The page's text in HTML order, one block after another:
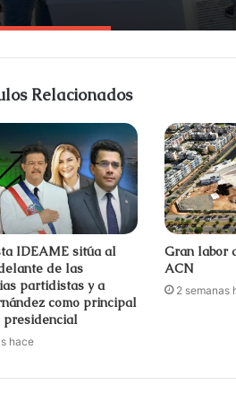
Relacionados
IDEAME sitúa al
de las
partidistas y a
como principal
presidencial
hace
Gran labor
ACN
2 semanas